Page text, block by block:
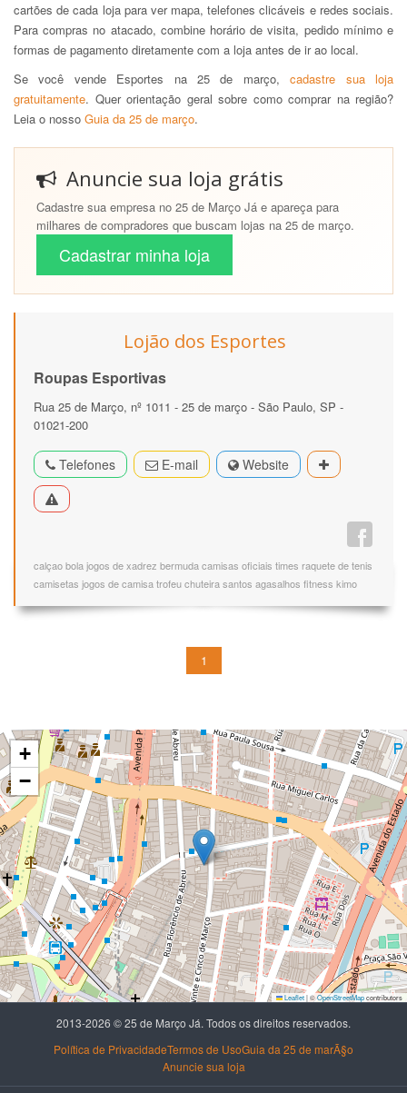
cartões de cada loja para ver mapa, telefones clicáveis e redes sociais.
Para compras no atacado, combine horário de visita, pedido mínimo e
formas de pagamento diretamente com a loja antes de ir ao local.
Se você vende Esportes na 25 de março,cadastre sua loja
gratuitamente. Quer orientação geral sobre como comprar na região?
Leia o nosso Guia da 25 de março.
Anuncie sua loja grátis
Cadastre sua empresa no 25 de Março Já e apareça para
milhares de compradores que buscam lojas na 25 de março.
Cadastrar minha loja
Lojão dos Esportes
Roupas Esportivas
Rua 25 de Março, nº 1011 - 25 de março - São Paulo, SP -
01021-200
Telefones E-mail Website
calçao bola jogos de xadrez bermuda camisas oficiais times raquete de tenis
camisetas jogos de camisa trofeu chuteira santos agasalhos fitness kimo
1
+
−
Leaflet|©OpenStreetMapcontributors
2013-2026 © 25 de Março Já. Todos os direitos reservados.
Política de PrivacidadeTermos de UsoGuia da 25 de marÃ§o
Anuncie sua loja